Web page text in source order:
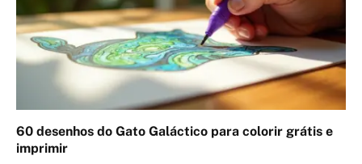
60 desenhos do Gato Galáctico para colorir grátis e
imprimir